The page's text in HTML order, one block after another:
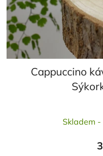
Cappuccino
Skladem